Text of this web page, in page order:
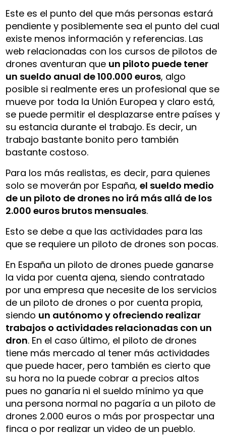
Este es el punto del que más personas estará
pendiente y posiblemente sea el punto del cual
existe menos información y referencias. Las
web relacionadas con los cursos de pilotos de
drones aventuran que un piloto puede tener
un sueldo anual de 100.000 euros, algo
posible si realmente eres un profesional que se
mueve por toda la Unión Europea y claro está,
se puede permitir el desplazarse entre países y
su estancia durante el trabajo. Es decir, un
trabajo bastante bonito pero también
bastante costoso.
Para los más realistas, es decir, para quienes
solo se moverán por España,el sueldo medio
de un piloto de drones no irá más allá de los
2.000 euros brutos mensuales.
Esto se debe a que las actividades para las
que se requiere un piloto de drones son pocas.
En España un piloto de drones puede ganarse
la vida por cuenta ajena, siendo contratado
por una empresa que necesite de los servicios
de un piloto de drones o por cuenta propia,
siendo un autónomo y ofreciendo realizar
trabajos o actividades relacionadas con un
dron. En el caso último, el piloto de drones
tiene más mercado al tener más actividades
que puede hacer, pero también es cierto que
su hora no la puede cobrar a precios altos
pues no ganaría ni el sueldo mínimo ya que
una persona normal no pagaría a un piloto de
drones 2.000 euros o más por prospectar una
finca o por realizar un video de un pueblo.